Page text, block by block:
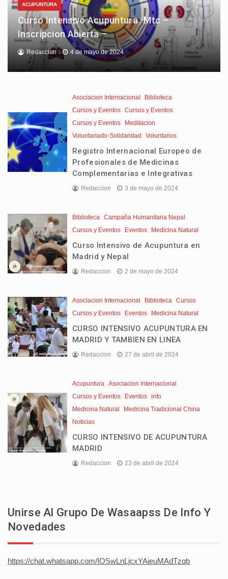
ACUPUNTURA
Curso Intensivo Acupuntura -Mtc –
Inscripcion Abierta –
Redaccion 4 de mayo de 2024
Asociacion Internacional
Biblioteca
Cursos y Eventos Cursos y Eventos
Cursos y Eventos
Meditacion
Voluntariado-Solidaridad
Voluntarios
Registro Internacional Europeo de
Profesionales de Medicinas
Complementarias e Integrativas
Redaccion 3 de mayo de 2024
Biblioteca
Campaña Humanitaria Nepal
Cursos y Eventos
Eventos Medicina Natural
Curso Intensivo de Acupuntura en
Madrid y Nepal
Redaccion 2 de mayo de 2024
Asociacion Internacional Biblioteca
Cursos
Cursos y Eventos
Eventos Medicina Natural
CURSO INTENSIVO ACUPUNTURA EN
MADRID Y TAMBIEN EN LINEA
Redaccion 27 de abril de 2024
Acupuntura
Asociacion Internacional
Cursos y Eventos
Eventos info
Medicina Natural
Medicina Tradicional China
Noticias
CURSO INTENSIVO DE ACUPUNTURA
MADRID
Redaccion 23 de abril de 2024
Unirse Al Grupo De Wasaapss De Info Y
Novedades
https://chat.whatsapp.com/IOSwLnLjcxYAieuMAdTzqb